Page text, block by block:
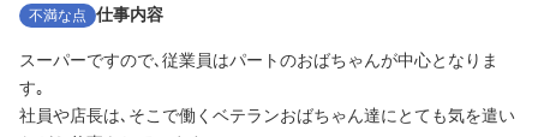
不満な点 仕事内容
スーパーですので､従業員はパートのおばちゃんが中心となりま
す｡
社員や店長は､そこで働くベテランおばちゃん達にとても気を遣い